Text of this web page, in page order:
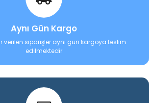
Aynı Gün Kargo
verilen siparişler aynı gün kargoya teslim
edilmektedir